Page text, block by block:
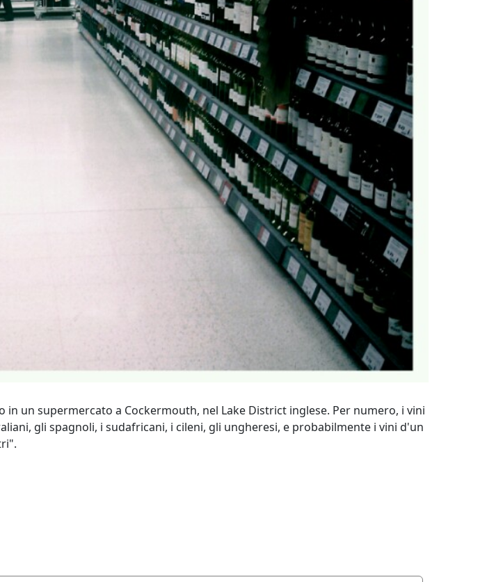
un supermercato a Cockermouth, nel Lake District inglese. Per numero, i vini
gli spagnoli, i sudafricani, i cileni, gli ungheresi, e probabilmente i vini d'un